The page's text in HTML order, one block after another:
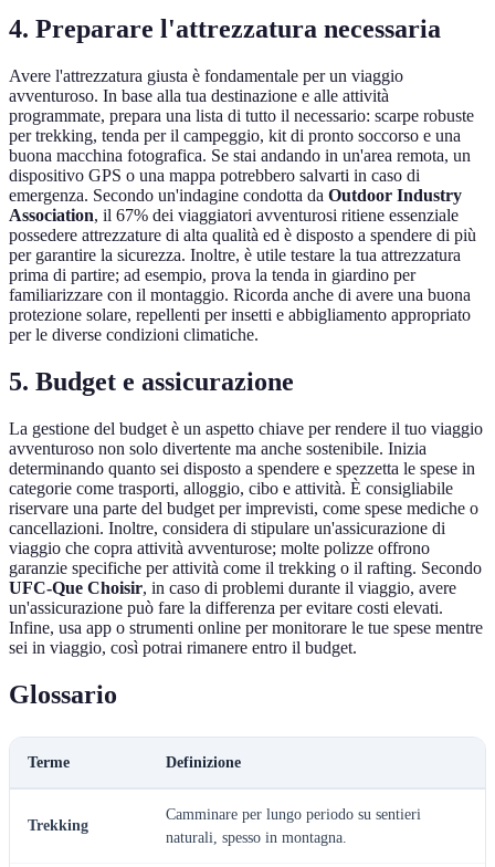
4. Preparare l'attrezzatura necessaria
Avere l'attrezzatura giusta è fondamentale per un viaggio
avventuroso. In base alla tua destinazione e alle attività
programmate, prepara una lista di tutto il necessario: scarpe robuste
per trekking, tenda per il campeggio, kit di pronto soccorso e una
buona macchina fotografica. Se stai andando in un'area remota, un
dispositivo GPS o una mappa potrebbero salvarti in caso di
emergenza. Secondo un'indagine condotta da Outdoor Industry
Association, il 67% dei viaggiatori avventurosi ritiene essenziale
possedere attrezzature di alta qualità ed è disposto a spendere di più
per garantire la sicurezza. Inoltre, è utile testare la tua attrezzatura
prima di partire; ad esempio, prova la tenda in giardino per
familiarizzare con il montaggio. Ricorda anche di avere una buona
protezione solare, repellenti per insetti e abbigliamento appropriato
per le diverse condizioni climatiche.
5. Budget e assicurazione
La gestione del budget è un aspetto chiave per rendere il tuo viaggio
avventuroso non solo divertente ma anche sostenibile. Inizia
determinando quanto sei disposto a spendere e spezzetta le spese in
categorie come trasporti, alloggio, cibo e attività. È consigliabile
riservare una parte del budget per imprevisti, come spese mediche o
cancellazioni. Inoltre, considera di stipulare un'assicurazione di
viaggio che copra attività avventurose; molte polizze offrono
garanzie specifiche per attività come il trekking o il rafting. Secondo
UFC-Que Choisir, in caso di problemi durante il viaggio, avere
un'assicurazione può fare la differenza per evitare costi elevati.
Infine, usa app o strumenti online per monitorare le tue spese mentre
sei in viaggio, così potrai rimanere entro il budget.
Glossario
Terme Definizione
Trekking
Camminare per lungo periodo su sentieri
naturali, spesso in montagna.